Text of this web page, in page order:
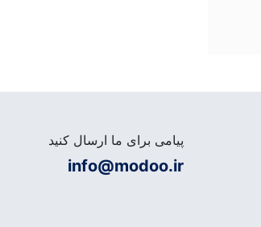
پیامی برای ما ارسال کنید
info@modoo.ir